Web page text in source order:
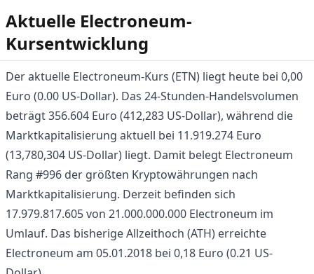
Aktuelle Electroneum-
Kursentwicklung
Der aktuelle Electroneum-Kurs (ETN) liegt heute bei 0,00
Euro (0.00 US-Dollar). Das 24-Stunden-Handelsvolumen
beträgt 356.604 Euro (412,283 US-Dollar), während die
Marktkapitalisierung aktuell bei 11.919.274 Euro
(13,780,304 US-Dollar) liegt. Damit belegt Electroneum
Rang #996 der größten Kryptowährungen nach
Marktkapitalisierung. Derzeit befinden sich
17.979.817.605 von 21.000.000.000 Electroneum im
Umlauf. Das bisherige Allzeithoch (ATH) erreichte
Electroneum am 05.01.2018 bei 0,18 Euro (0.21 US-